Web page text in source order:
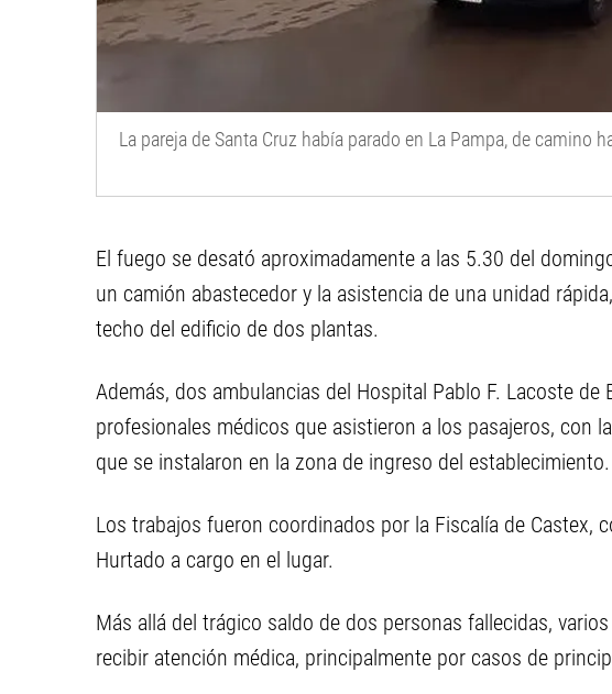
La pareja de Santa Cruz había parado en La Pampa, de camino
El fuego se desató aproximadamente a las 5.30 del
un camión abastecedor y la asistencia de una unidad
techo del edificio de dos plantas.
Además, dos ambulancias del Hospital Pablo F. Lacoste de
profesionales médicos que asistieron a los pasajeros, con
que se instalaron en la zona de ingreso del establecimiento.
Los trabajos fueron coordinados por la Fiscalía de Castex,
Hurtado a cargo en el lugar.
Más allá del trágico saldo de dos personas fallecidas,
recibir atención médica, principalmente por casos de